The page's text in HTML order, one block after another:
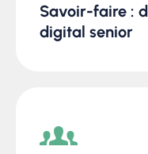
Savoir-faire :
digital senior